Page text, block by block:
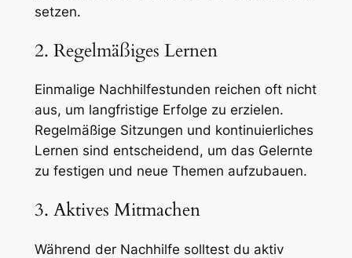
setzen.
2. Regelmäßiges Lernen
Einmalige Nachhilfestunden reichen oft nicht
aus, um langfristige Erfolge zu erzielen.
Regelmäßige Sitzungen und kontinuierliches
Lernen sind entscheidend, um das Gelernte
zu festigen und neue Themen aufzubauen.
3. Aktives Mitmachen
Während der Nachhilfe solltest du aktiv